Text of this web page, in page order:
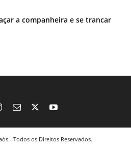
a companheira e se trancar
- Todos os Direitos Reservados.